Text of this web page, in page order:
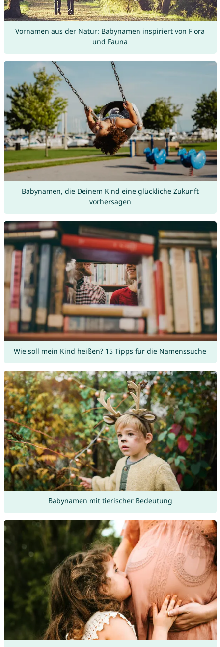
Vornamen aus der Natur: Babynamen inspiriert von Flora
und Fauna
Babynamen, die Deinem Kind eine glückliche Zukunft
vorhersagen
Wie soll mein Kind heißen? 15 Tipps für die Namenssuche
Babynamen mit tierischer Bedeutung